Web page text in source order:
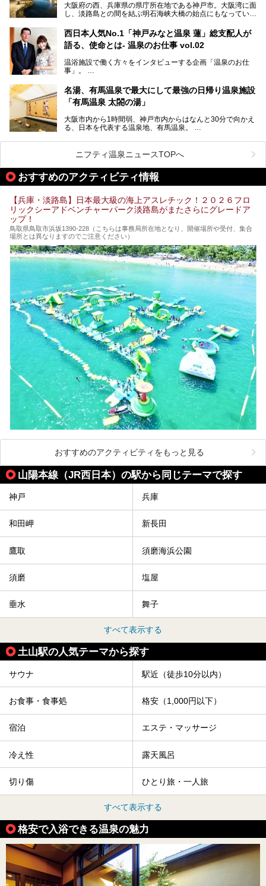
の観光スポットをピックアップ。温泉やご当地グルメなどを
盛り込んだ日帰り観光モデルコースも紹介しているので、ぜ
大阪府の西、兵庫県の県庁所在地である神戸市。大阪湾に面
し、淡路島との間を結ぶ明石海峡大橋の始点にもなっていま
華街をはじめ、きらびやかに発展したハーバーランドなど、
人気観光スポットもめじろ押しです。
そして、温泉好きの視点から見ると、神戸市といえば何とい
湯です。そのお湯をリーズナブルに体験できる健康ランドや
スーパー銭湯があったら……。今回はそんな希望に沿う施設
きます！
西日本人気No.1「神戸みなと温泉 蓮」総支配人が
語る、使命とは- 温泉のお仕事 vol.02
温浴施設で働く方々をインタビューする企画「温泉のお仕
事」。
ング西日本1位、2年連続「ベストオブ宿泊賞」に輝いた
「神戸みなと温泉 蓮」の魅力に迫りました！
名湯、有馬温泉で最大にして最強の日帰り温泉施設
「有馬温泉 太閤の湯」
大阪市内から1時間弱、神戸市内からはなんと30分で向かえ
る、日本を代表する温泉地、有馬温泉。
有名な「金泉」と「銀泉」に加え、人工のの炭酸泉まで楽し
める、ある意味「最強」ともいえる施設です。
今回は自慢のお湯をメインにその魅力の数々を紹介します！
ニフティ温泉ニュースTOPへ
おすすめのアクティビティ情報
【兵庫・淡路島】日本最大級の海上アスレチック！２０２６フロ
リックシーアドベンチャーパーク淡路島がまたさらにグレードア
ップ！
鳥取県鳥取市浜坂1390‐228（こちらは事務局所在地となり、開催場所や受付、集合
場所とは異なりますのでご注意ください）
おすすめのアクティビティをもっと見る
山陽本線（JR西日本）の駅から同じテーマで探す
神戸 兵庫
和田岬 新長田
鷹取 須磨海浜公園
須磨 塩屋
垂水 舞子
すべて表示する
土山駅の人気テーマから探す
サウナ 駅近（徒歩10分以内）
お食事・食事処 格安（1,000円以下）
宿泊 エステ・マッサージ
冷え性 露天風呂
切り傷 ひとり旅・一人旅
すべて表示する
格安で入浴できる温泉の魅力